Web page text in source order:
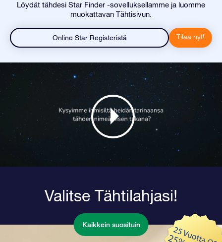
Löydät tähdesi Star Finder -sovelluksellamme ja luomme
muokattavan Tähtisivun.
Online Star Registeristä Tilaa nyt!
Valitse Tähtilahjasi!
Kaikkein suosituin